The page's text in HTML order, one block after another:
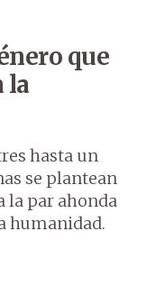
que
la
hasta un
se plantean
la par ahonda
humanidad.